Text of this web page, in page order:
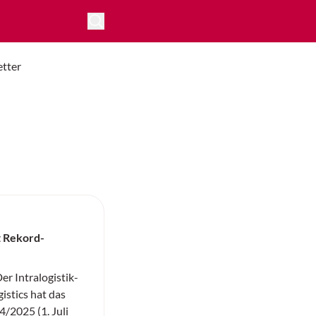
Rekord-
Intralogistik-
hat das
2025 (1. Juli